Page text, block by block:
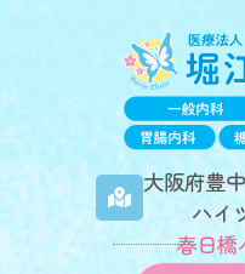
医療法人 堀江クリニック
大阪府豊
ハイ
春日橋